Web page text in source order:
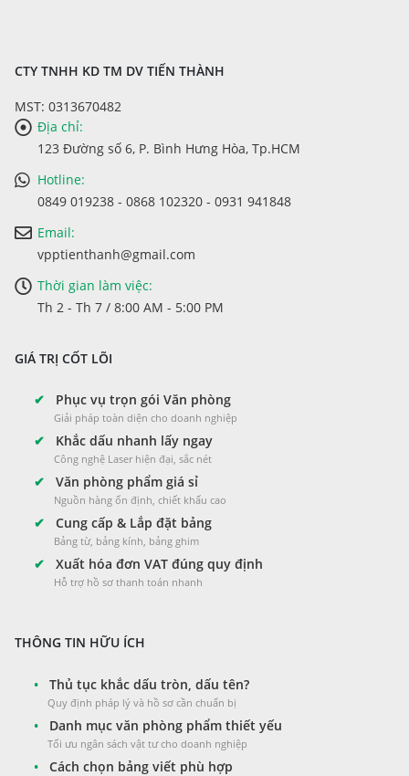
CTY TNHH KD TM DV TIẾN THÀNH
MST: 0313670482
Địa chỉ:
123 Đường số 6, P. Bình Hưng Hòa, Tp.HCM
Hotline:
0849 019238 - 0868 102320 - 0931 941848
Email:
vpptienthanh@gmail.com
Thời gian làm việc:
Th 2 - Th 7 / 8:00 AM - 5:00 PM
GIÁ TRỊ CỐT LÕI
✔ Phục vụ trọn gói Văn phòng
Giải pháp toàn diện cho doanh nghiệp
✔ Khắc dấu nhanh lấy ngay
Công nghệ Laser hiện đại, sắc nét
✔ Văn phòng phẩm giá sỉ
Nguồn hàng ổn định, chiết khấu cao
✔ Cung cấp & Lắp đặt bảng
Bảng từ, bảng kính, bảng ghim
✔ Xuất hóa đơn VAT đúng quy định
Hỗ trợ hồ sơ thanh toán nhanh
THÔNG TIN HỮU ÍCH
• Thủ tục khắc dấu tròn, dấu tên?
Quy định pháp lý và hồ sơ cần chuẩn bị
• Danh mục văn phòng phẩm thiết yếu
Tối ưu ngân sách vật tư cho doanh nghiệp
• Cách chọn bảng viết phù hợp